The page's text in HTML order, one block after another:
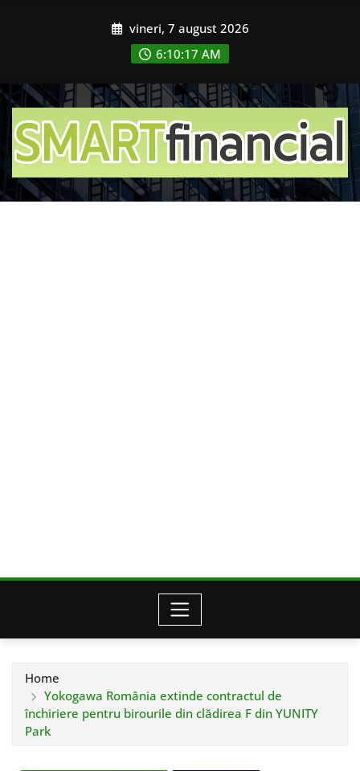
vineri, 7 august 2026
6:10:19 AM
Home
Yokogawa România extinde contractul de
închiriere pentru birourile din clădirea F din YUNITY
Park